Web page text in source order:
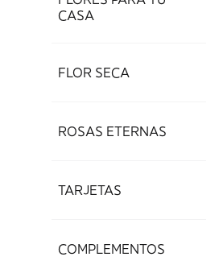
CASA
FLOR SECA
ROSAS ETERNAS
TARJETAS
COMPLEMENTOS